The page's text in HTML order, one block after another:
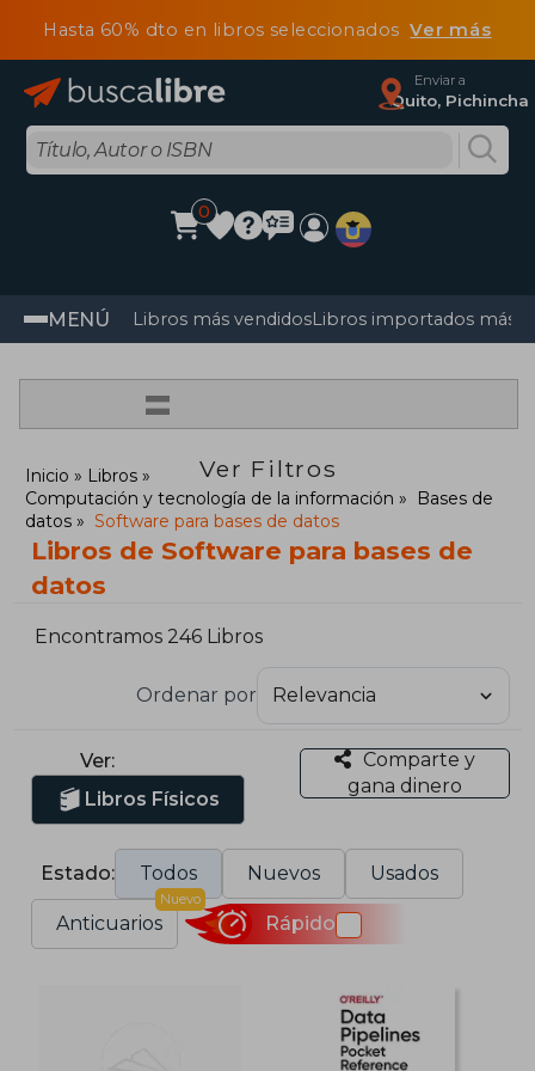
Hasta 60% dto en libros seleccionadosVer más
Enviar a
Quito, Pichincha
0
MENÚ Libros más vendidosLibros importados más
=
Ver Filtros
Inicio
Libros
Computación y tecnología de la información
Bases de
datos
Software para bases de datos
Libros de Software para bases de
datos
Encontramos 246 Libros
Ordenar por
Ver:
Libros Físicos
Comparte y
gana dinero
Estado: Todos Nuevos Usados
Anticuarios
Nuevo
Rápido